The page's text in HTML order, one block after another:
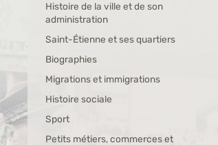
Histoire de la ville et de son
administration
Saint-Étienne et ses quartiers
Biographies
Migrations et immigrations
Histoire sociale
Sport
Petits métiers, commerces et